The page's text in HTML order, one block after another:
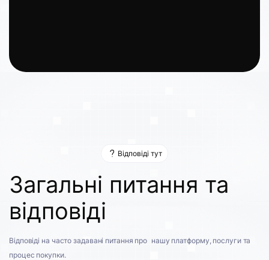
Відповіді тут
Загальні питання та
відповіді
Відповіді на часто задавані питання про нашу платформу, послуги та
процес покупки.